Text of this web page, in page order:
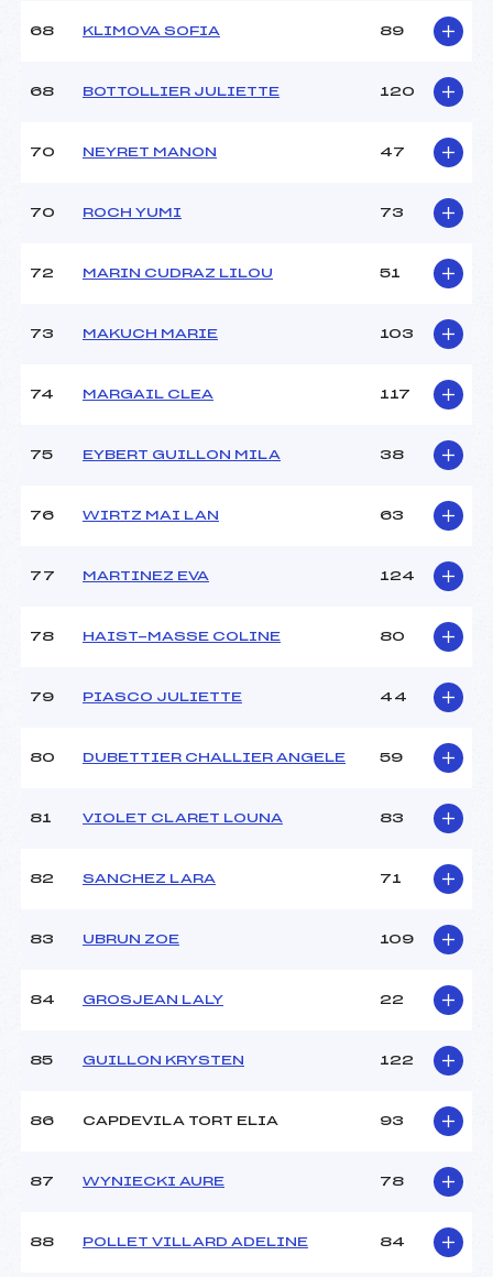
68 KLIMOVA SOFIA 89
68 BOTTOLLIER JULIETTE 120
70 NEYRET MANON 47
70 ROCH YUMI 73
72 MARIN CUDRAZ LILOU 51
73 MAKUCH MARIE 103
74 MARGAIL CLEA 117
75 EYBERT GUILLON MILA 38
76 WIRTZ MAI LAN 63
77 MARTINEZ EVA 124
78 HAIST-MASSE COLINE 80
79 PIASCO JULIETTE 44
80 DUBETTIER CHALLIER ANGELE 59
81 VIOLET CLARET LOUNA 83
82 SANCHEZ LARA 71
83 UBRUN ZOE 109
84 GROSJEAN LALY 22
85 GUILLON KRYSTEN 122
86 CAPDEVILA TORT ELIA 93
87 WYNIECKI AURE 78
88 POLLET VILLARD ADELINE 84